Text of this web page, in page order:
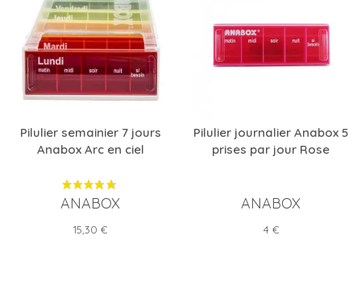
Pilulier semainier 7 jours
Anabox Arc en ciel
ANABOX
Prix
15,30 €
Pilulier journalier Anabox 5
prises par jour Rose
ANABOX
Prix
4 €